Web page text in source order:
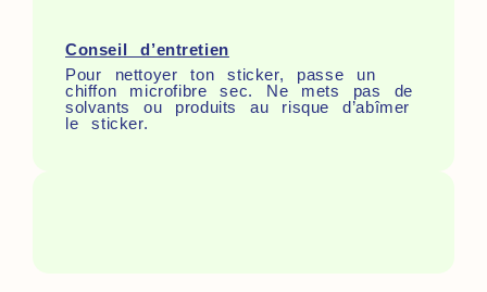
Conseil d’entretien
Pour nettoyer ton sticker, passe un
chiffon microfibre sec. Ne mets pas de
solvants ou produits au risque d’abîmer
le sticker.